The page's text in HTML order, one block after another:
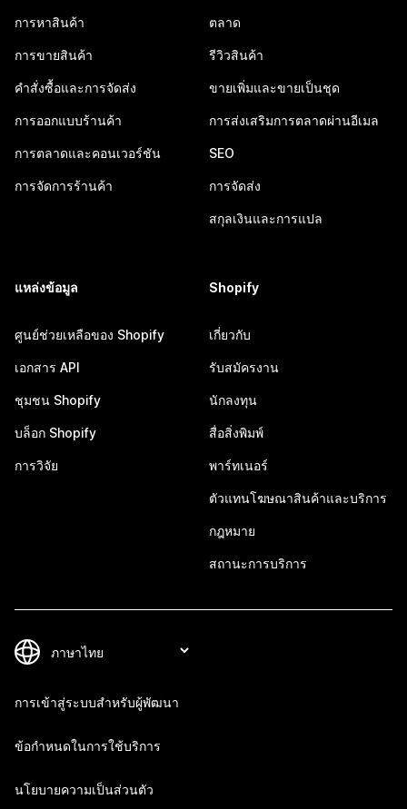
การหาสินค้า
การขายสินค้า
คำสั่งซื้อและการจัดส่ง
การออกแบบร้านค้า
การตลาดและคอนเวอร์ชัน
การจัดการร้านค้า
ตลาด
รีวิวสินค้า
ขายเพิ่มและขายเป็นชุด
การส่งเสริมการตลาดผ่านอีเมล
SEO
การจัดส่ง
สกุลเงินและการแปล
แหล่งข้อมูล
ศูนย์ช่วยเหลือของ Shopify
เอกสาร API
ชุมชน Shopify
บล็อก Shopify
การวิจัย
Shopify
เกี่ยวกับ
รับสมัครงาน
นักลงทุน
สื่อสิ่งพิมพ์
พาร์ทเนอร์
ตัวแทนโฆษณาสินค้าและบริการ
กฎหมาย
สถานะการบริการ
การเข้าสู่ระบบสำหรับผู้พัฒนา
ข้อกำหนดในการใช้บริการ
นโยบายความเป็นส่วนตัว